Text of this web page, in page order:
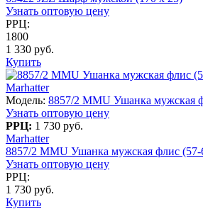
Узнать оптовую цену
РРЦ:
1800
1 330 руб.
Купить
Marhatter
Модель: 8857/2 MMU Ушанка мужская
Узнать оптовую цену
РРЦ: 1 730 руб.
Marhatter
8857/2 MMU Ушанка мужская флис (57-
Узнать оптовую цену
РРЦ:
1 730 руб.
Купить